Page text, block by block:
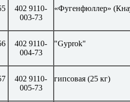
402 9110-
003-73
«Фугенфюллер»
402 9110-
004-73
"Gyprok"
402 9110-
005-73
гипсовая (25 кг)